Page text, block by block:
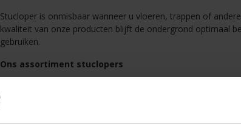
Stucloper is onmisbaar wanneer u vloeren, trappen of
kwaliteit van onze producten blijft de ondergrond optimaal
gebruiken.
Ons assortiment stuclopers
: extra
: een
Verbo Perfect Cover - Standaardeen vloeistofdichte